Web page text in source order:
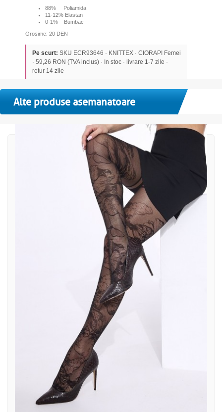
88% Poliamida
11-12% Elastan
0-1% Bumbac
Grosime: 20 DEN
Pe scurt: SKU ECR93646 · KNITTEX · CIORAPI Femei
· 59,26 RON (TVA inclus) · In stoc · livrare 1-7 zile ·
retur 14 zile
Alte produse asemanatoare